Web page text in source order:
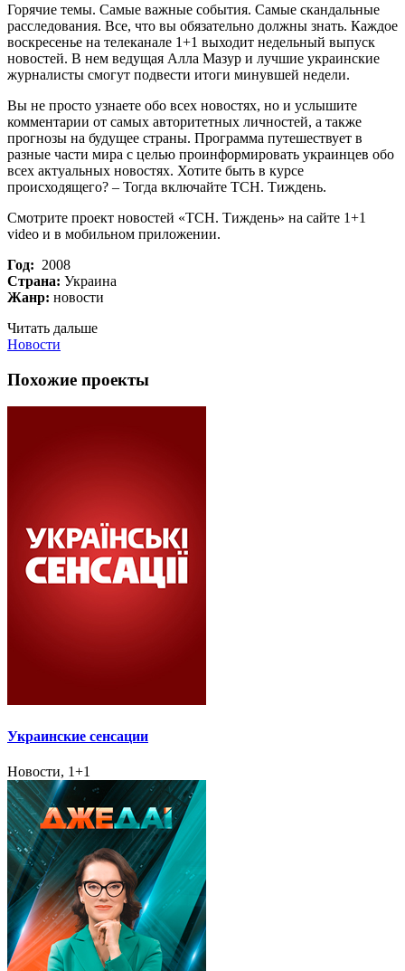
Горячие темы. Самые важные события. Самые скандальные
расследования. Все, что вы обязательно должны знать. Каждое
воскресенье на телеканале 1+1 выходит недельный выпуск
новостей. В нем ведущая Алла Мазур и лучшие украинские
журналисты смогут подвести итоги минувшей недели.
Вы не просто узнаете обо всех новостях, но и услышите
комментарии от самых авторитетных личностей, а также
прогнозы на будущее страны. Программа путешествует в
разные части мира с целью проинформировать украинцев обо
всех актуальных новостях. Хотите быть в курсе
происходящего? – Тогда включайте ТСН. Тиждень.
Смотрите проект новостей «ТСН. Тиждень» на сайте 1+1
video и в мобильном приложении.
Год: 2008
Страна: Украина
Жанр: новости
Читать дальше
Новости
Похожие проекты
Украинские сенсации
Новости, 1+1